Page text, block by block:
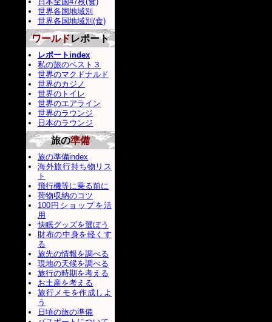
世界各国地域別
世界各国地域別(食)
ワールドレポート
レポートindex
私の旅のベスト３
世界のマクドナルド
世界のカジノ
世界のトイレ
世界のエアライン
世界のラウンジ
日本のラウンジ
旅の準備
旅の準備index
海外旅行持ち物リス
ト
飛行機等に乗る前に
荷物収納のコツ
100円ショップを活
用
快眠グッズを選ぼう
財布の中身を軽くす
る
旅先の情報を調べる
現地の天候を調べる
旅行の時期を考える
お土産を考える
旅行メモを作成しよ
う
日頃の旅の準備